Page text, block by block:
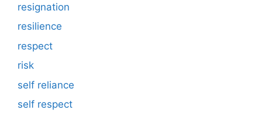
resignation
resilience
respect
risk
self reliance
self respect